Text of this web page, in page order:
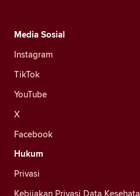
Media Sosial
Instagram
TikTok
YouTube
X
Facebook
Hukum
Privasi
Kebijakan Privasi Data